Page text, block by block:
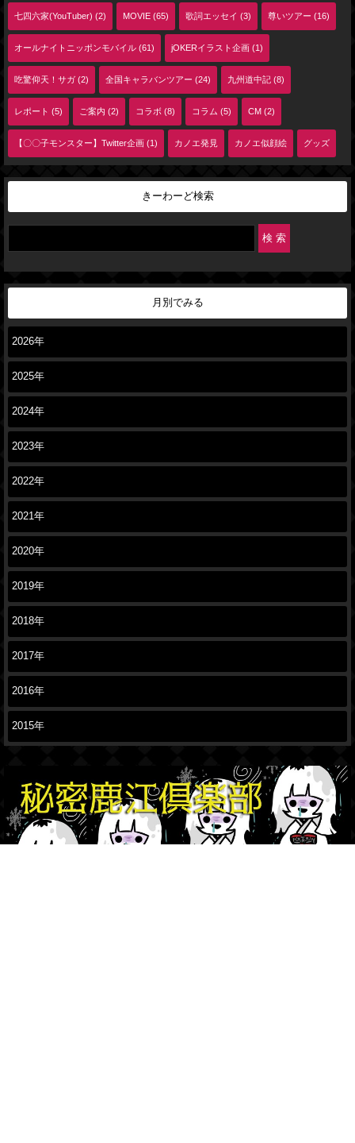
七四六家(YouTuber) (2) MOVIE (65) 歌詞エッセイ (3) 尊いツアー (16)
オールナイトニッポンモバイル (61) jOKERイラスト企画 (1)
吃驚仰天！サガ (2) 全国キャラバンツアー (24) 九州道中記 (8)
レポート (5) ご案内 (2) コラボ (8) コラム (5) CM (2)
【〇〇子モンスター】Twitter企画 (1) カノエ発見 カノエ似顔絵 グッズ
きーわーど検索
月別でみる
2026年
2025年
2024年
2023年
2022年
2021年
2020年
2019年
2018年
2017年
2016年
2015年